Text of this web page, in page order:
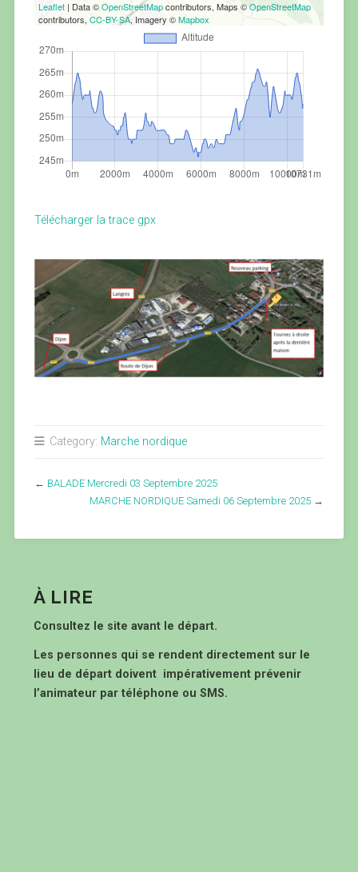
Leaflet| Data ©OpenStreetMapcontributors, Maps ©OpenStreetMap
contributors, CC-BY-SA, Imagery ©Mapbox
Télécharger la trace gpx
Category: Marche nordique
← BALADE Mercredi 03 Septembre 2025
MARCHE NORDIQUE Samedi 06 Septembre 2025 →
À LIRE
Consultez le site avant le départ.
Les personnes qui se rendent directement sur le
lieu de départ doivent impérativement prévenir
l’animateur par téléphone ou SMS.